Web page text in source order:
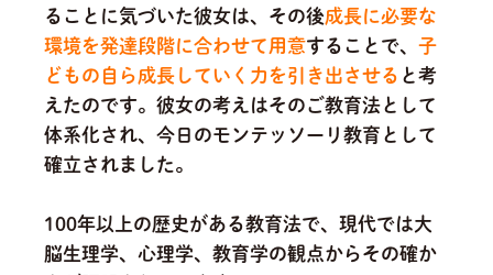
ることに気づいた彼女は、その後成長に必要な
環境を発達段階に合わせて用意することで、子
どもの自ら成長していく力を引き出させる と考
えたのです。彼女の考えはそのご教育法として
体系化され、今日のモンテッソーリ教育として
確立されました。
100年以上の歴史がある教育法で、現代では大
脳生理学、心理学、教育学の観点からその確か